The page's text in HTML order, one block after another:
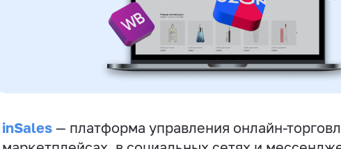
inSales — платформа управления онлайн-